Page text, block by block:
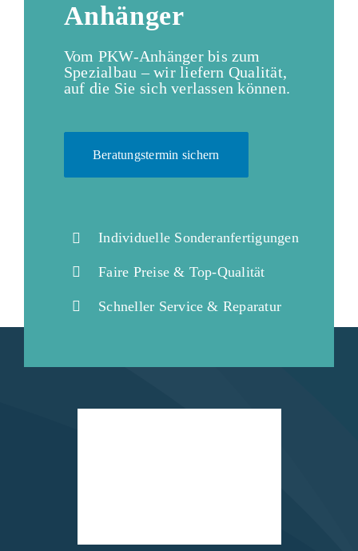
Anhänger
Vom PKW-Anhänger bis zum
Spezialbau – wir liefern Qualität,
auf die Sie sich verlassen können.
Beratungstermin sichern
Individuelle Sonderanfertigungen
Faire Preise & Top-Qualität
Schneller Service & Reparatur